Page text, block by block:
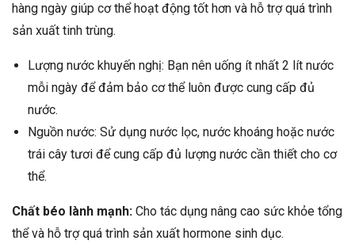
hàng ngày giúp cơ thể hoạt động tốt hơn và hỗ trợ quá trình
sản xuất tinh trùng.
Lượng nước khuyến nghị: Bạn nên uống ít nhất 2 lít nước
mỗi ngày để đảm bảo cơ thể luôn được cung cấp đủ
nước.
Nguồn nước: Sử dụng nước lọc, nước khoáng hoặc nước
trái cây tươi để cung cấp đủ lượng nước cần thiết cho cơ
thể.
Chất béo lành mạnh: Cho tác dụng nâng cao sức khỏe tổng
thể và hỗ trợ quá trình sản xuất hormone sinh dục.